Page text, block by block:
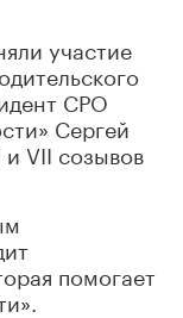
участие
СРО
Сергей
VII созывов
помогает